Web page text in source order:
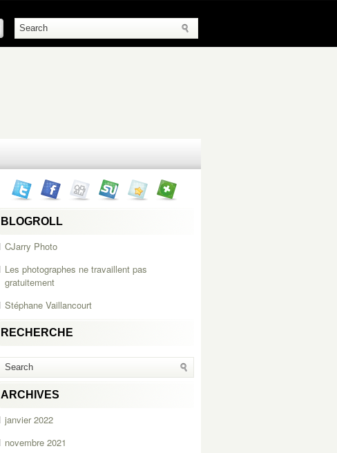
BLOGROLL
CJarry Photo
Les photographes ne travaillent pas
gratuitement
Stéphane Vaillancourt
RECHERCHE
ARCHIVES
janvier 2022
novembre 2021